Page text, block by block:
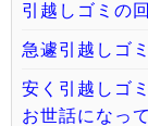
引越しゴミの
急遽引越しゴ
安く引越しゴ
お世話になって